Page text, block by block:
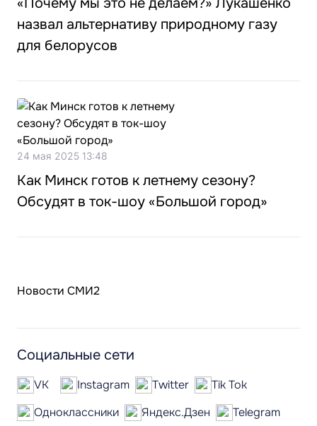
назвал альтернативу природному газу
для белорусов
24 мая 2025 13:48
Как Минск готов к летнему сезону?
Обсудят в ток-шоу «Большой город»
Новости СМИ2
Социальные сети
VK Instagram Twitter
Tik Tok
Одноклассники
Яндекс.Дзен
Telegram